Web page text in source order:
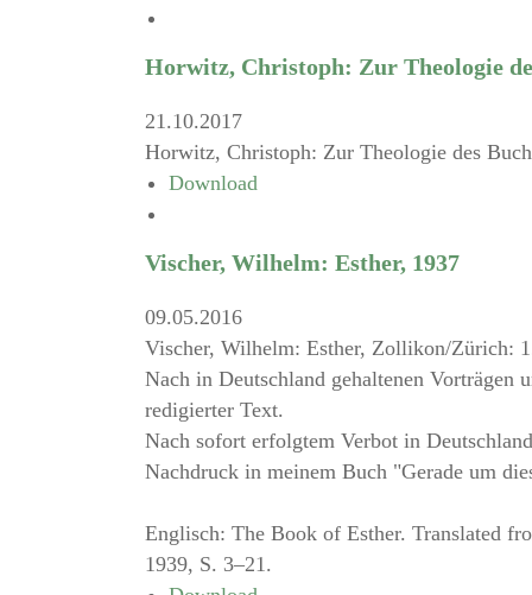
Horwitz, Christoph: Zur Theologie
21.10.2017
Horwitz, Christoph: Zur Theologie des
Download
Vischer, Wilhelm: Esther, 1937
09.05.2016
Vischer, Wilhelm: Esther, Zollikon/Zürich:
Nach in Deutschland gehaltenen Vorträgen
redigierter Text.
Nach sofort erfolgtem Verbot in
Nachdruck in meinem Buch "Gerade um
Englisch: The Book of Esther. Translated
1939, S. 3–21.